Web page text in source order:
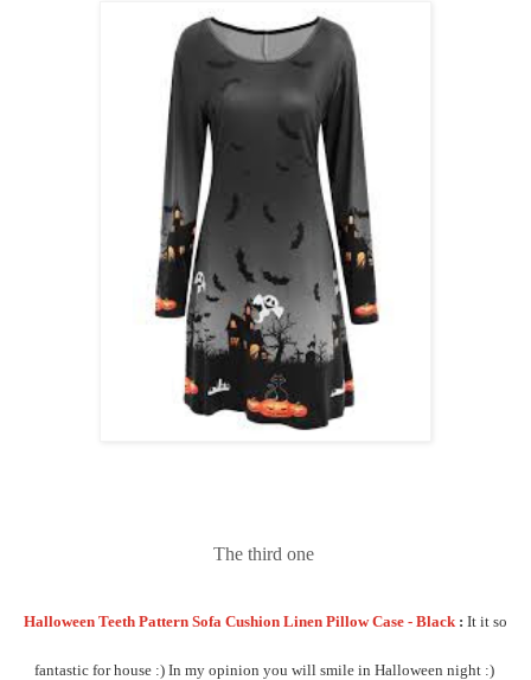
The third one
Halloween Teeth Pattern Sofa Cushion Linen Pillow Case - Black : It it so
fantastic for house :) In my opinion you will smile in Halloween night :)